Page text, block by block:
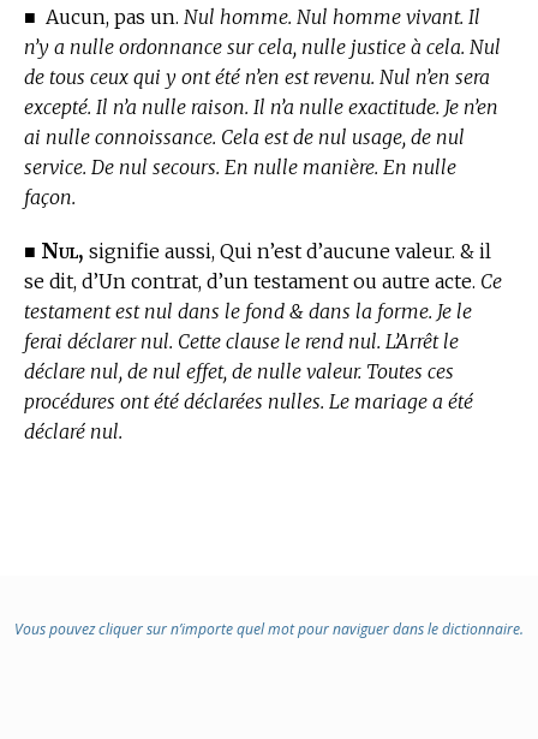
■ Aucun, pas un. Nul homme. Nul homme vivant. Il
n’y a nulle ordonnance sur cela, nulle justice à cela. Nul
de tous ceux qui y ont été n’en est revenu. Nul n’en sera
excepté. Il n’a nulle raison. Il n’a nulle exactitude. Je n’en
ai nulle connoissance. Cela est de nul usage, de nul
service. De nul secours. En nulle manière. En nulle
façon.
■ Nul, signifie aussi, Qui n’est d’aucune valeur. & il
se dit, d’Un contrat, d’un testament ou autre acte. Ce
testament est nul dans le fond & dans la forme. Je le
ferai déclarer nul. Cette clause le rend nul. L’Arrêt le
déclare nul, de nul effet, de nulle valeur. Toutes ces
procédures ont été déclarées nulles. Le mariage a été
déclaré nul.
Vous pouvez cliquer sur n’importe quel mot pour naviguer dans le dictionnaire.